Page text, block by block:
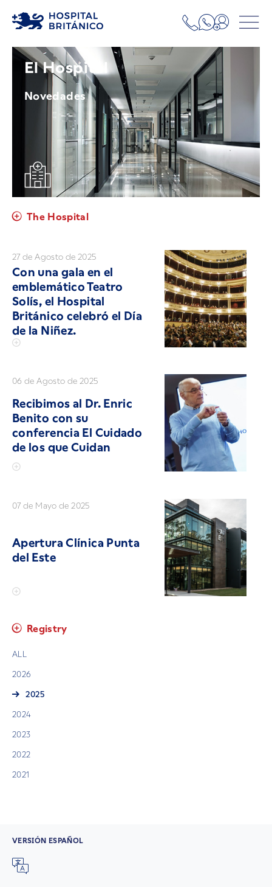
El Hospital
Novedades
The Hospital
27 de Agosto de 2025
Con una gala en el
emblemático Teatro
Solís, el Hospital
Británico celebró el Día
de la Niñez.
06 de Agosto de 2025
Recibimos al Dr. Enric
Benito con su
conferencia El Cuidado
de los que Cuidan
07 de Mayo de 2025
Apertura Clínica Punta
del Este
Registry
ALL
2026
2025
2024
2023
2022
2021
VERSIÓN ESPAÑOL